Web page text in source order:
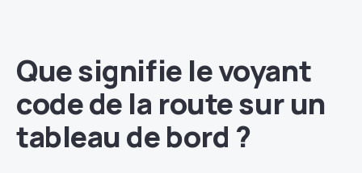
Que signifie le voyant
code de la route sur un
tableau de bord ?